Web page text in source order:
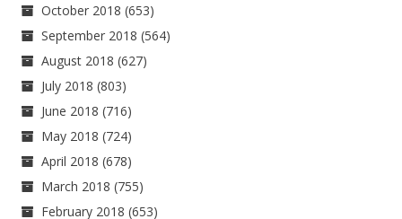
October 2018 (653)
September 2018 (564)
August 2018 (627)
July 2018 (803)
June 2018 (716)
May 2018 (724)
April 2018 (678)
March 2018 (755)
February 2018 (653)